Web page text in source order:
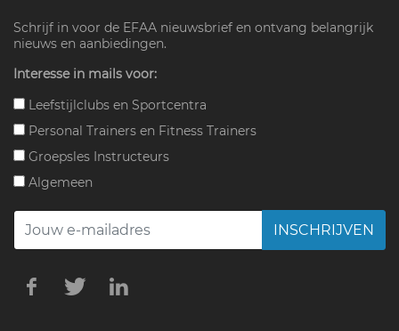
Schrijf in voor de EFAA nieuwsbrief en ontvang belangrijk
nieuws en aanbiedingen.
Interesse in mails voor:
Leefstijlclubs en Sportcentra
Personal Trainers en Fitness Trainers
Groepsles Instructeurs
Algemeen
INSCHRIJVEN